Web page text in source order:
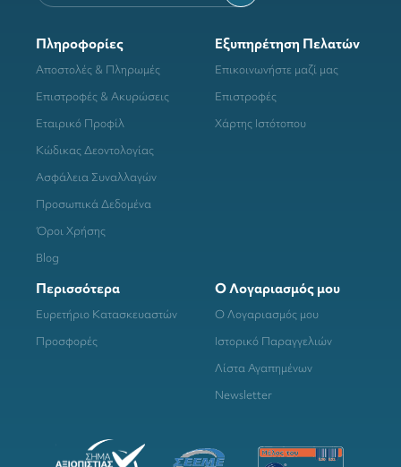
Πληροφορίες
Αποστολές & Πληρωμές
Επιστροφές & Ακυρώσεις
Εταιρικό Προφίλ
Κώδικας Δεοντολογίας
Ασφάλεια Συναλλαγών
Προσωπικά Δεδομένα
Όροι Χρήσης
Blog
Εξυπηρέτηση Πελατών
Επικοινωνήστε μαζί μας
Επιστροφές
Χάρτης Ιστότοπου
Περισσότερα
Ευρετήριο Κατασκευαστών
Προσφορές
Ο Λογαριασμός μου
Ο Λογαριασμός μου
Ιστορικό Παραγγελιών
Λίστα Αγαπημένων
Newsletter